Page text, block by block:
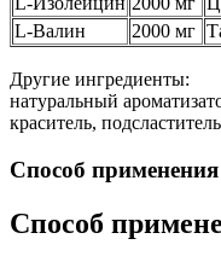
L-Валин
2000 мг
Другие ингредиенты:
натуральный
краситель,
Способ применения
Способ